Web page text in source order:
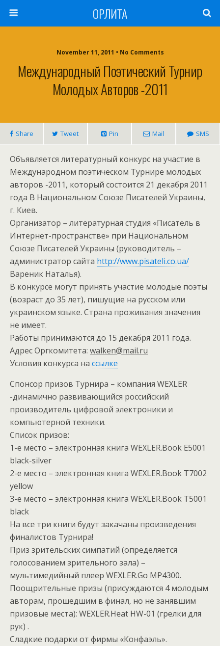
ОРЛИТА
November 11, 2011 • No Comments
Международный Поэтический Турнир
Молодых Авторов -2011
Share Tweet Pin Mail SMS
Объявляется литературный конкурс на участие в
Международном поэтическом Турнире молодых
авторов -2011, который состоится 21 декабря 2011
года В Национальном Союзе Писателей Украины,
г. Киев.
Организатор – литературная студия «Писатель в
Интернет-пространстве» при Национальном
Союзе Писателей Украины (руководитель –
администратор сайта http://www.pisateli.co.ua/
Вареник Наталья).
В конкурсе могут принять участие молодые поэты
(возраст до 35 лет), пишущие на русском или
украинском языке. Страна проживания значения
не имеет.
Работы принимаются до 15 декабря 2011 года.
Адрес Оргкомитета: walken@mail.ru
Условия конкурса на ссылке
Спонсор призов Турнира – компания WEXLER
-динамично развивающийся российский
производитель цифровой электроники и
компьютерной техники.
Список призов:
1-е место – электронная книга WEXLER.Book E5001
black-silver
2-е место – электронная книга WEXLER.Book T7002
yellow
3-е место – электронная книга WEXLER.Book T5001
black
На все три книги будут закачаны произведения
финалистов Турнира!
Приз зрительских симпатий (определяется
голосованием зрительного зала) –
мультимедийный плеер WEXLER.Go MP4300.
Поощрительные призы (присуждаются 4 молодым
авторам, прошедшим в финал, но не занявшим
призовые места): WEXLER.Heat HW-01 (грелки для
рук) .
Сладкие подарки от фирмы «Конфаэль».